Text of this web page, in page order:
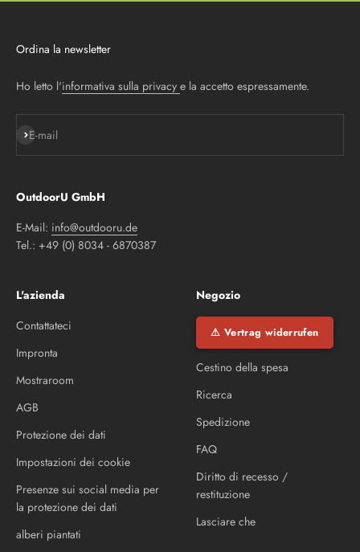
Ordina la newsletter
Ho letto l'informativa sulla privacy e la accetto espressamente.
E-mail
Iscriviti alla newsletter
OutdoorU GmbH
E-Mail: info@outdooru.de
Tel.: +49 (0) 8034 - 6870387
L'azienda
Contattateci
Impronta
Mostraroom
AGB
Protezione dei dati
Impostazioni dei cookie
Presenze sui social media per
la protezione dei dati
alberi piantati
Negozio
⚠ Vertrag widerrufen
Cestino della spesa
Ricerca
Spedizione
FAQ
Diritto di recesso /
restituzione
Lasciare che